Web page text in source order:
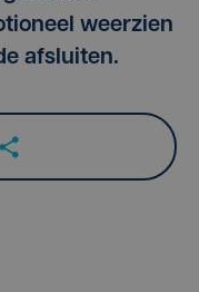
weerzien
afsluiten.